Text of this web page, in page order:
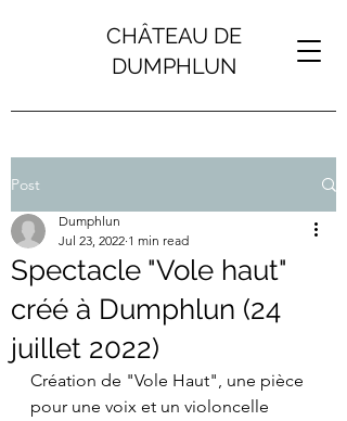
CHÂTEAU DE
DUMPHLUN
Post
Spectacle "Vole haut"
créé à Dumphlun (24
juillet 2022)
Dumphlun
Jul 23, 2022 1 min read
Création de "Vole Haut", une pièce
pour une voix et un violoncelle